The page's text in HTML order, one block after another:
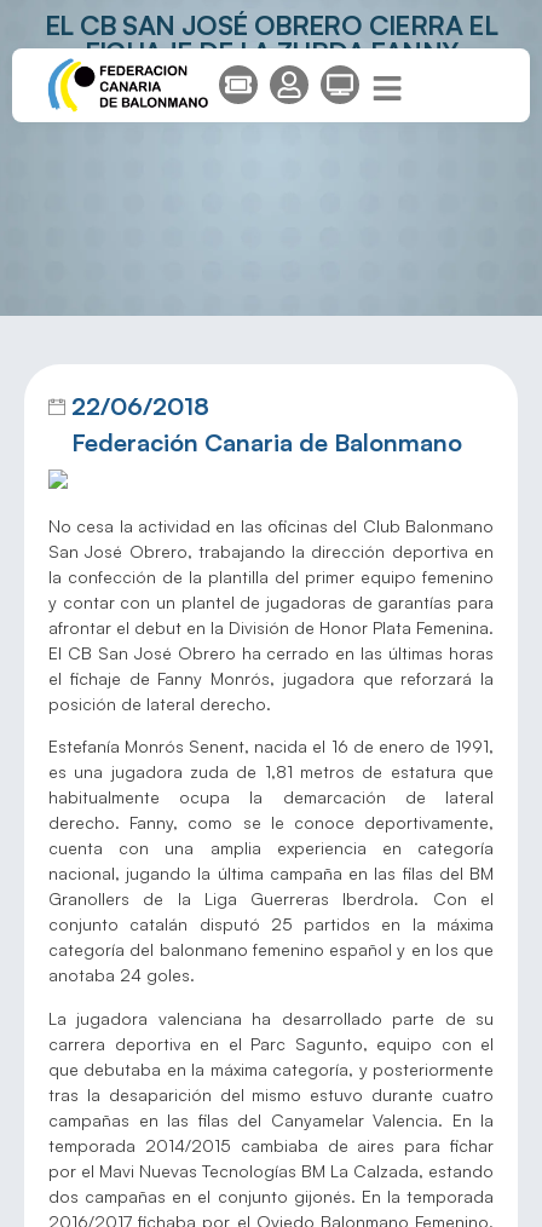
EL CB SAN JOSÉ OBRERO CIERRA EL
FICHAJE DE LA ZURDA FANNY
MONRÓS
22/06/2018
Federación Canaria de Balonmano
No cesa la actividad en las oficinas del Club Balonmano
San José Obrero, trabajando la dirección deportiva en
la confección de la plantilla del primer equipo femenino
y contar con un plantel de jugadoras de garantías para
afrontar el debut en la División de Honor Plata Femenina.
El CB San José Obrero ha cerrado en las últimas horas
el fichaje de Fanny Monrós, jugadora que reforzará la
posición de lateral derecho.
Estefanía Monrós Senent, nacida el 16 de enero de 1991,
es una jugadora zuda de 1,81 metros de estatura que
habitualmente ocupa la demarcación de lateral
derecho. Fanny, como se le conoce deportivamente,
cuenta con una amplia experiencia en categoría
nacional, jugando la última campaña en las filas del BM
Granollers de la Liga Guerreras Iberdrola. Con el
conjunto catalán disputó 25 partidos en la máxima
categoría del balonmano femenino español y en los que
anotaba 24 goles.
La jugadora valenciana ha desarrollado parte de su
carrera deportiva en el Parc Sagunto, equipo con el
que debutaba en la máxima categoría, y posteriormente
tras la desaparición del mismo estuvo durante cuatro
campañas en las filas del Canyamelar Valencia. En la
temporada 2014/2015 cambiaba de aires para fichar
por el Mavi Nuevas Tecnologías BM La Calzada, estando
dos campañas en el conjunto gijonés. En la temporada
2016/2017 fichaba por el Oviedo Balonmano Femenino,